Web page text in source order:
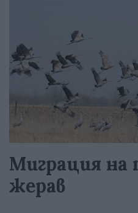
Миграция на
жерав